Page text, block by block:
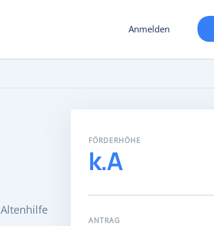
Anmelden
FÖRDERHÖHE
k.A
ANTRAG